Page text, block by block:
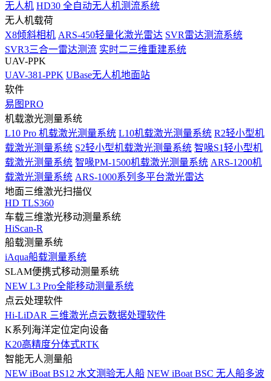
无人机 HD30 全自动无人机测流系统
无人机载荷
X8倾斜相机 ARS-450轻量化激光雷达 SVR雷达测流系统
SVR3三合一雷达测流 实时二三维重建系统
UAV-PPK
UAV-381-PPK UBase无人机地面站
软件
易图PRO
机载激光测量系统
L10 Pro 机载激光测量系统 L10机载激光测量系统 R2轻小型机
载激光测量系统 S2轻小型机载激光测量系统 智喙S1轻小型机
载激光测量系统 智喙PM-1500机载激光测量系统 ARS-1200机
载激光测量系统 ARS-1000系列多平台激光雷达
地面三维激光扫描仪
HD TLS360
车载三维激光移动测量系统
HiScan-R
船载测量系统
iAqua船载测量系统
SLAM便携式移动测量系统
NEW L3 Pro全能移动测量系统
点云处理软件
Hi-LiDAR 三维激光点云数据处理软件
K系列海洋定位定向设备
K20高精度分体式RTK
智能无人测量船
NEW iBoat BS12 水文测验无人船 NEW iBoat BSC 无人船多波